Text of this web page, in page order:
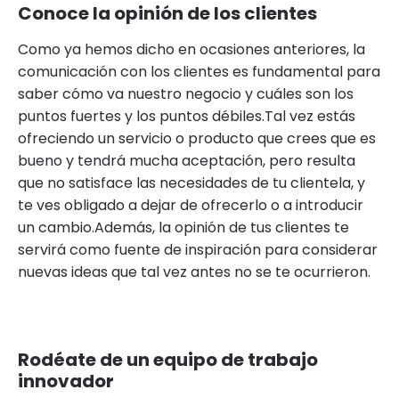
Conoce la opinión de los clientes
Como ya hemos dicho en ocasiones anteriores, la
comunicación con los clientes es fundamental para
saber cómo va nuestro negocio y cuáles son los
puntos fuertes y los puntos débiles.Tal vez estás
ofreciendo un servicio o producto que crees que es
bueno y tendrá mucha aceptación, pero resulta
que no satisface las necesidades de tu clientela, y
te ves obligado a dejar de ofrecerlo o a introducir
un cambio.Además, la opinión de tus clientes te
servirá como fuente de inspiración para considerar
nuevas ideas que tal vez antes no se te ocurrieron.
Rodéate de un equipo de trabajo
innovador